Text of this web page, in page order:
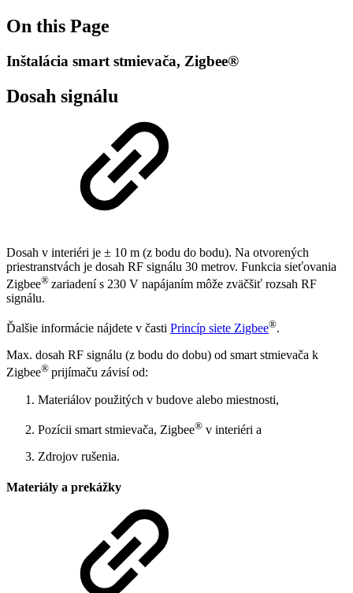
On this Page
Inštalácia smart stmievača, Zigbee®
Dosah signálu
Dosah v interiéri je ± 10 m (z bodu do bodu). Na otvorených
priestranstvách je dosah RF signálu 30 metrov. Funkcia sieťovania
Zigbee® zariadení s 230 V napájaním môže zväčšiť rozsah RF
signálu.
Ďalšie informácie nájdete v časti Princíp siete Zigbee®.
Max. dosah RF signálu (z bodu do dobu) od smart stmievača k
Zigbee® prijímaču závisí od:
Materiálov použitých v budove alebo miestnosti,
Pozícii smart stmievača, Zigbee® v interiéri a
Zdrojov rušenia.
Materiály a prekážky